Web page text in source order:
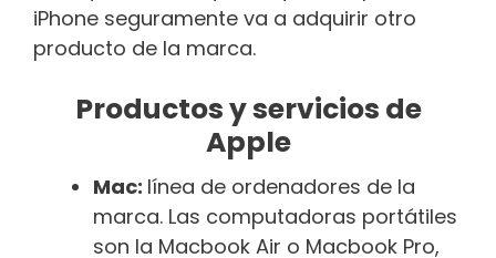
iPhone seguramente va a adquirir otro
producto de la marca.
Productos y servicios de
Apple
Mac: línea de ordenadores de la
marca. Las computadoras portátiles
son la Macbook Air o Macbook Pro,